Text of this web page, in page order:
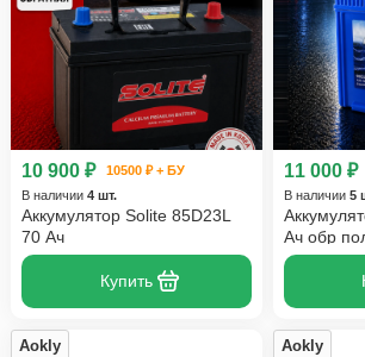
10 900 ₽
10500 ₽ + БУ
В наличии 4 шт.
Аккумулятор Solite 85D23L
70 Ач
Купить
11 000 ₽
В наличии 5
Ач обр
Aokly Aokly